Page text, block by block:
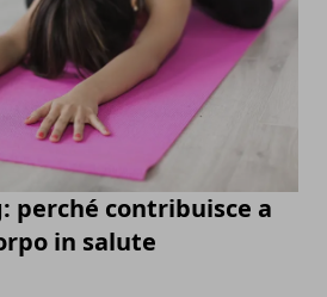
perché contribuisce a
in salute